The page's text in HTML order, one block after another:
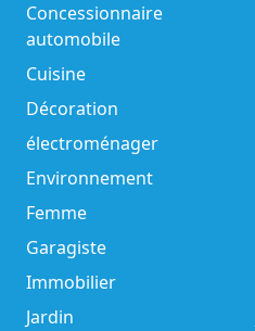
Concessionnaire
automobile
Cuisine
Décoration
électroménager
Environnement
Femme
Garagiste
Immobilier
Jardin